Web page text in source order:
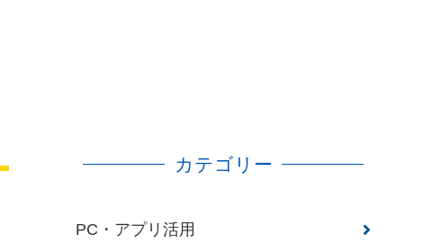
カテゴリー
PC・アプリ活用